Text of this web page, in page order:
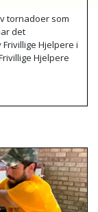
tornadoer som
det
Hjelpere i
Hjelpere